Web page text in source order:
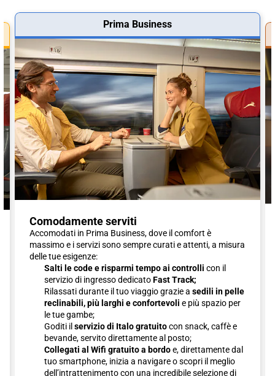
Prima Business
Comodamente serviti
Accomodati in Prima Business, dove il comfort è
massimo e i servizi sono sempre curati e attenti, a misura
delle tue esigenze:
Salti le code e risparmi tempo ai controlli con il
servizio di ingresso dedicatoFast Track;
Rilassati durante il tuo viaggio grazie a sedili in pelle
reclinabili, più larghi e confortevoli e più spazio per
le tue gambe;
Goditi il servizio di Italo gratuitocon snack, caffè e
bevande, servito direttamente al posto;
Collegati al Wifi gratuito a bordoe, direttamente dal
tuo smartphone, inizia a navigare o scopri il meglio
dell’intrattenimento con una incredibile selezione di